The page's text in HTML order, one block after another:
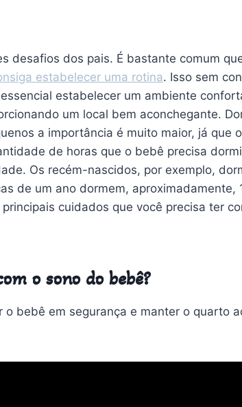
desafios dos pais. É bastante comum
estabelecer uma rotina. Isso sem
estabelecer um ambiente
um local bem aconchegante.
a importância é muito maior, já que
de horas que o bebê precisa
Os recém-nascidos, por exemplo,
de um ano dormem, aproximadamente,
cuidados que você precisa ter
o sono do bebê?
o bebê em segurança e manter o quarto